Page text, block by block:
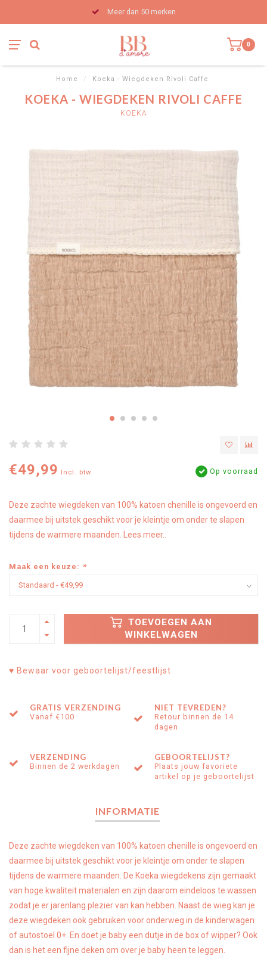
Meer dan 50 merken
0
Home / Koeka - Wiegdeken Rivoli Caffe
KOEKA - WIEGDEKEN RIVOLI CAFFE
KOEKA
€49,99 Incl. btw Op voorraad
Deze zachte wiegdeken van 100% katoen chenille is ongevoerd en
daarmee bij uitstek geschikt voor je kleintje om onder te slapen
tijdens de warmere maanden. Lees meer..
Maak een keuze: *
TOEVOEGEN AAN
WINKELWAGEN
♥ Bewaar voor geboortelijst/feestlijst
GRATIS VERZENDING
Vanaf €100
NIET TEVREDEN?
Retour binnen de 14
dagen
VERZENDING
Binnen de 2 werkdagen
GEBOORTELIJST?
Plaats jouw favoriete
artikel op je geboortelijst
INFORMATIE
Deze zachte wiegdeken van 100% katoen chenille is ongevoerd en
daarmee bij uitstek geschikt voor je kleintje om onder te slapen
tijdens de warmere maanden. De Koeka wiegdekens zijn gemaakt
van hoge kwaliteit materialen en zijn daarom eindeloos te wassen
zodat je er jarenlang plezier van kan hebben. Naast de wieg kan je
deze wiegdeken ook gebruiken voor onderweg in de kinderwagen
of autostoel 0+. En doet je baby een dutje in de box of wipper? Ook
dan is het een fijne deken om over je baby heen te leggen.